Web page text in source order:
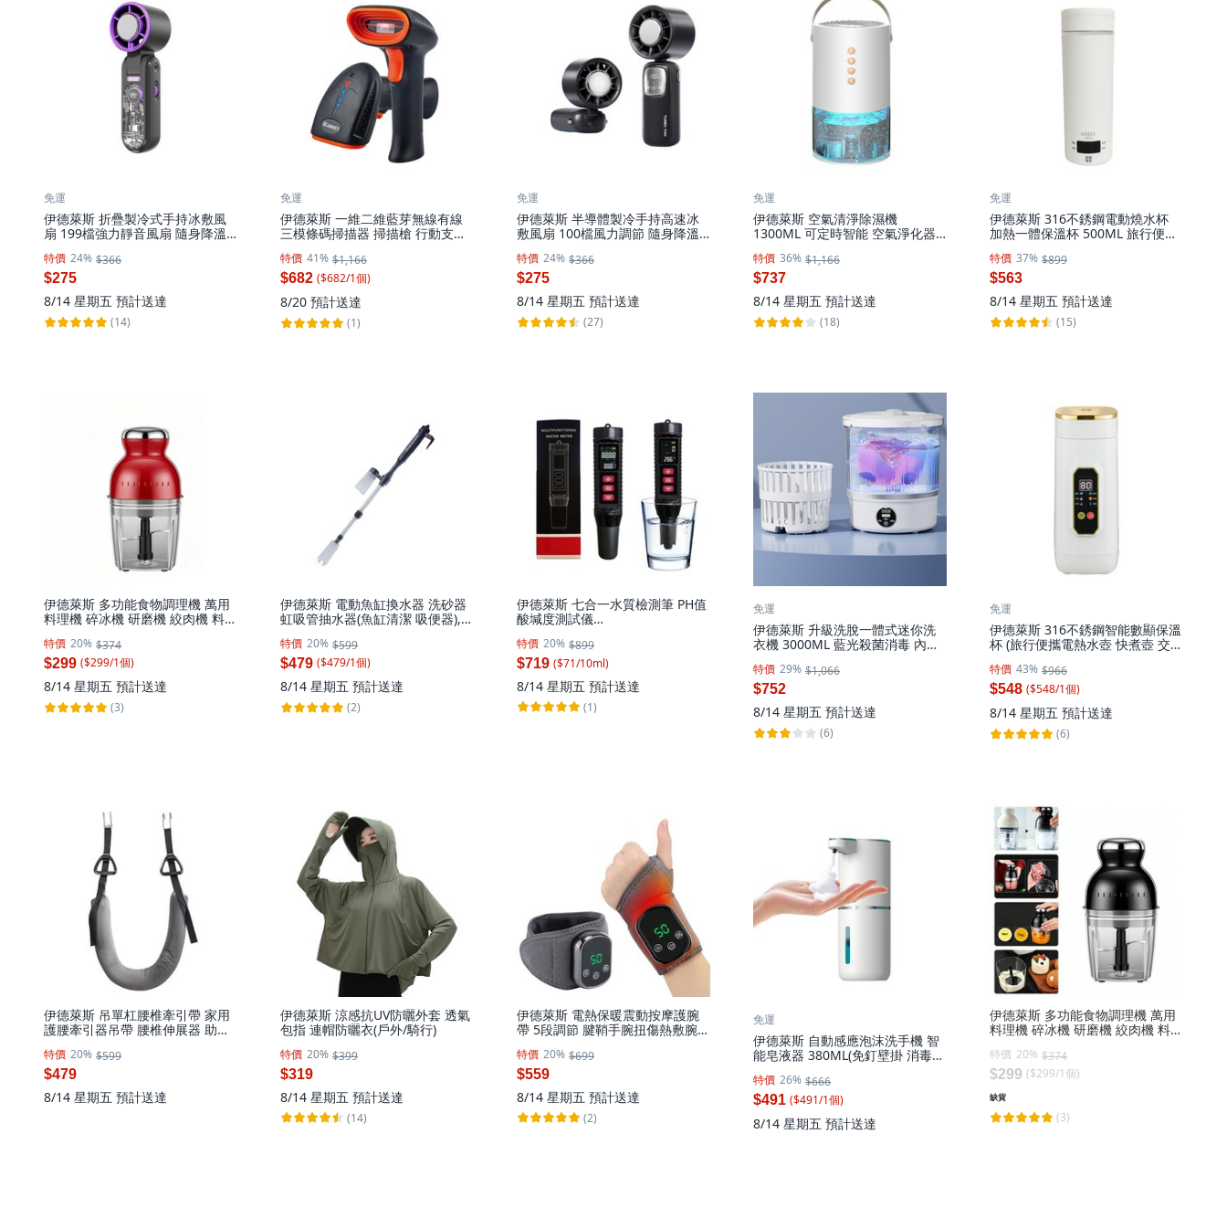
免運
伊德萊斯 折疊製冷式手持冰敷風
扇 199檔強力靜音風扇 隨身降溫
645G-2
特價 24% $366
$275
8/14 星期五 預計送達
(14)
免運
伊德萊斯 一維二維藍芽無線有線
三模條碼掃描器 掃描槍 行動支付
041D 黑色
特價 41% $1,166
$682 ($682/1個)
8/20 預計送達
(1)
免運
伊德萊斯 半導體製冷手持高速冰
敷風扇 100檔風力調節 隨身降溫
特價 24% $366
$275
8/14 星期五 預計送達
(27)
免運
伊德萊斯 空氣清淨除濕機
1300ML 可定時智能 空氣淨化器,
特價 36% $1,166
$737
8/14 星期五 預計送達
(18)
免運
伊德萊斯 316不銹鋼電動燒水杯
加熱一體保溫杯 500ML 旅行便攜
623 白色
特價 37% $899
$563
8/14 星期五 預計送達
(15)
伊德萊斯 多功能食物調理機 萬用
料理機 碎冰機 研磨機 絞肉機 料理
特價 20% $374
$299 ($299/1個)
8/14 星期五 預計送達
(3)
伊德萊斯 電動魚缸換水器 洗砂器
虹吸管抽水器(魚缸清潔 吸便器), 1
特價 20% $599
$479 ($479/1個)
8/14 星期五 預計送達
(2)
伊德萊斯 七合一水質檢測筆 PH值
酸堿度測試儀
(水質檢測器), 1個, 100ml
特價 20% $899
$719 ($71/10ml)
8/14 星期五 預計送達
(1)
免運
伊德萊斯 升級洗脫一體式迷你洗
衣機 3000ML 藍光殺菌消毒 內衣
白色, AH-661G
特價 29% $1,066
$752
8/14 星期五 預計送達
(6)
免運
伊德萊斯 316不銹鋼智能數顯保溫
杯 (旅行便攜電熱水壺 快煮壺 交換
特價 43% $966
$548 ($548/1個)
8/14 星期五 預計送達
(6)
伊德萊斯 吊單杠腰椎牽引帶 家用
護腰牽引器吊帶 腰椎伸展器 助力
1
特價 20% $599
$479
8/14 星期五 預計送達
伊德萊斯 涼感抗UV防曬外套 透氣
包指 連帽防曬衣(戶外/騎行)
特價 20% $399
$319
8/14 星期五 預計送達
(14)
伊德萊斯 電熱保暖震動按摩護腕
帶 5段調節 腱鞘手腕扭傷熱敷腕帶
AH-620H
特價 20% $699
$559
8/14 星期五 預計送達
(2)
免運
伊德萊斯 自動感應泡沫洗手機 智
能皂液器 380ML(免釘壁掛 消毒機
特價 26% $666
$491 ($491/1個)
8/14 星期五 預計送達
伊德萊斯 多功能食物調理機 萬用
料理機 碎冰機 研磨機 絞肉機 料理
特價 20% $374
$299 ($299/1個)
缺貨
(3)